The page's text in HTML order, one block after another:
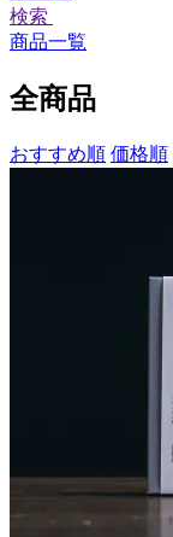
検索
商品一覧
全商品
おすすめ順 価格順